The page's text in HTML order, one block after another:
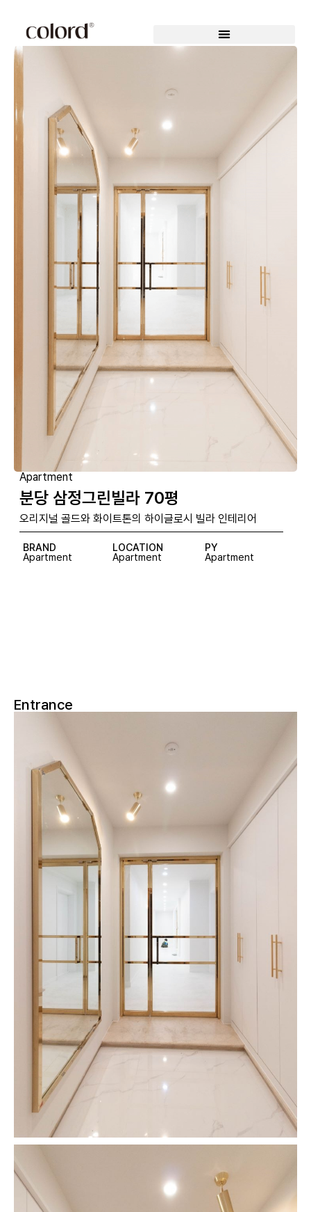
Apartment
분당 삼정그린빌라 70평
오리지널 골드와 화이트톤의 하이글로시 빌라 인테리어
BRAND
Apartment
LOCATION
Apartment
PY
Apartment
Entrance